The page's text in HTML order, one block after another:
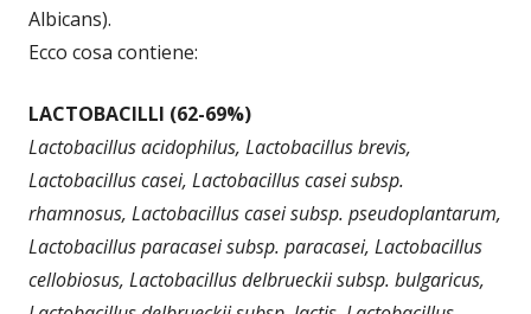
Albicans).
Ecco cosa contiene:
LACTOBACILLI (62-69%)
Lactobacillus acidophilus, Lactobacillus brevis,
Lactobacillus casei, Lactobacillus casei subsp.
rhamnosus, Lactobacillus casei subsp. pseudoplantarum,
Lactobacillus paracasei subsp. paracasei, Lactobacillus
cellobiosus, Lactobacillus delbrueckii subsp. bulgaricus,